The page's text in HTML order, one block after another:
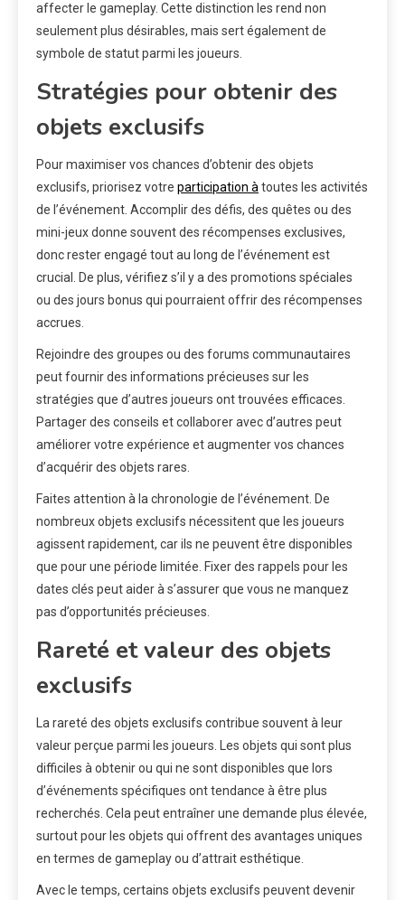
affecter le gameplay. Cette distinction les rend non
seulement plus désirables, mais sert également de
symbole de statut parmi les joueurs.
Stratégies pour obtenir des
objets exclusifs
Pour maximiser vos chances d’obtenir des objets
exclusifs, priorisez votre participation àtoutes les activités
de l’événement. Accomplir des défis, des quêtes ou des
mini-jeux donne souvent des récompenses exclusives,
donc rester engagé tout au long de l’événement est
crucial. De plus, vérifiez s’il y a des promotions spéciales
ou des jours bonus qui pourraient offrir des récompenses
accrues.
Rejoindre des groupes ou des forums communautaires
peut fournir des informations précieuses sur les
stratégies que d’autres joueurs ont trouvées efficaces.
Partager des conseils et collaborer avec d’autres peut
améliorer votre expérience et augmenter vos chances
d’acquérir des objets rares.
Faites attention à la chronologie de l’événement. De
nombreux objets exclusifs nécessitent que les joueurs
agissent rapidement, car ils ne peuvent être disponibles
que pour une période limitée. Fixer des rappels pour les
dates clés peut aider à s’assurer que vous ne manquez
pas d’opportunités précieuses.
Rareté et valeur des objets
exclusifs
La rareté des objets exclusifs contribue souvent à leur
valeur perçue parmi les joueurs. Les objets qui sont plus
difficiles à obtenir ou qui ne sont disponibles que lors
d’événements spécifiques ont tendance à être plus
recherchés. Cela peut entraîner une demande plus élevée,
surtout pour les objets qui offrent des avantages uniques
en termes de gameplay ou d’attrait esthétique.
Avec le temps, certains objets exclusifs peuvent devenir